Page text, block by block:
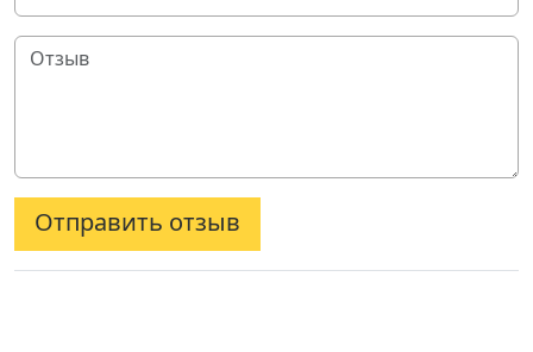
Отправить отзыв